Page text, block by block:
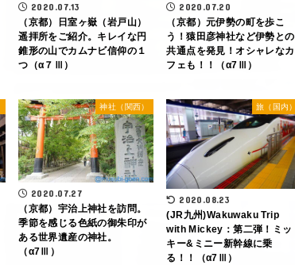
2020.07.13
（京都）日室ヶ嶽（岩戸山）
遥拝所をご紹介。キレイな円
錐形の山でカムナビ信仰の１
つ（α７Ⅲ）
2020.07.20
（京都）元伊勢の町を歩こ
う！猿田彦神社など伊勢との
共通点を発見！オシャレなカ
フェも！！（α7Ⅲ）
神社（関西）
2020.07.27
（京都）宇治上神社を訪問。
季節を感じる色紙の御朱印が
ある世界遺産の神社。
（α7Ⅲ）
旅（国内）
2020.08.23
(JR九州)Wakuwaku Trip
with Mickey：第二弾！ミッ
キー&ミニー新幹線に乗
る！！（α7Ⅲ）